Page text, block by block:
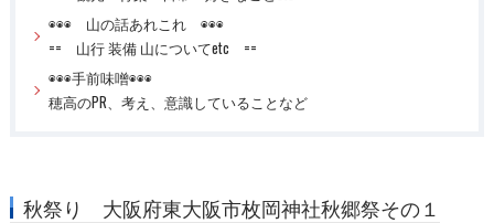
◉◉◉ 山の話あれこれ ◉◉◉
== 山行 装備 山についてetc ==
◉◉◉手前味噌◉◉◉
穂高のPR、考え、意識していることなど
秋祭り 大阪府東大阪市枚岡神社秋郷祭その１